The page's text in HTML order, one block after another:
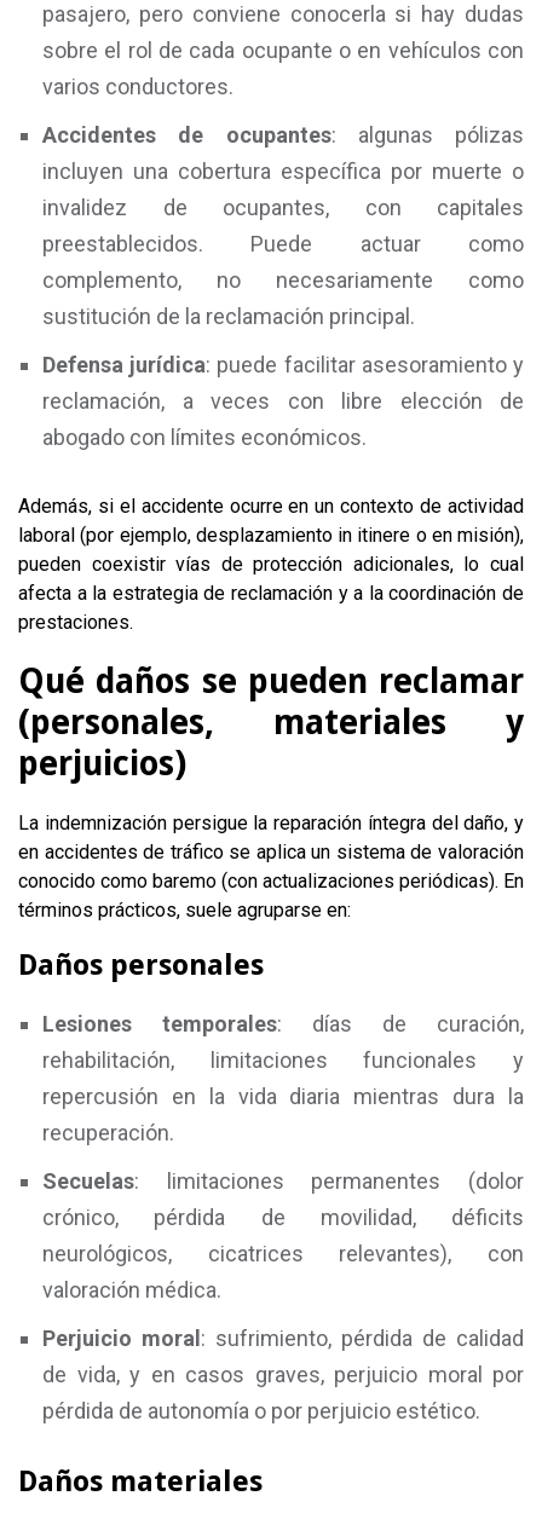
pasajero, pero conviene conocerla si hay dudas
sobre el rol de cada ocupante o en vehículos con
varios conductores.
Accidentes de ocupantes: algunas pólizas
incluyen una cobertura específica por muerte o
invalidez de ocupantes, con capitales
preestablecidos. Puede actuar como
complemento, no necesariamente como
sustitución de la reclamación principal.
Defensa jurídica: puede facilitar asesoramiento y
reclamación, a veces con libre elección de
abogado con límites económicos.
Además, si el accidente ocurre en un contexto de actividad
laboral (por ejemplo, desplazamiento in itinere o en misión),
pueden coexistir vías de protección adicionales, lo cual
afecta a la estrategia de reclamación y a la coordinación de
prestaciones.
Qué daños se pueden reclamar
(personales, materiales y
perjuicios)
La indemnización persigue la reparación íntegra del daño, y
en accidentes de tráfico se aplica un sistema de valoración
conocido como baremo (con actualizaciones periódicas). En
términos prácticos, suele agruparse en:
Daños personales
Lesiones temporales: días de curación,
rehabilitación, limitaciones funcionales y
repercusión en la vida diaria mientras dura la
recuperación.
Secuelas: limitaciones permanentes (dolor
crónico, pérdida de movilidad, déficits
neurológicos, cicatrices relevantes), con
valoración médica.
Perjuicio moral : sufrimiento, pérdida de calidad
de vida, y en casos graves, perjuicio moral por
pérdida de autonomía o por perjuicio estético.
Daños materiales